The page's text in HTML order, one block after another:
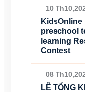
10
preschool
learning
Contest
08
LỄ TỔNG